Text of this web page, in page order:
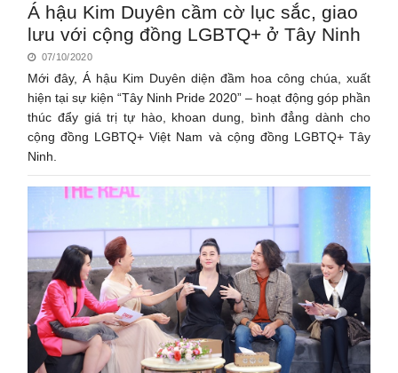
Á hậu Kim Duyên cầm cờ lục sắc, giao
lưu với cộng đồng LGBTQ+ ở Tây Ninh
07/10/2020
Mới đây, Á hậu Kim Duyên diện đầm hoa công chúa, xuất
hiện tại sự kiện “Tây Ninh Pride 2020” – hoạt động góp phần
thúc đẩy giá trị tự hào, khoan dung, bình đẳng dành cho
cộng đồng LGBTQ+ Việt Nam và cộng đồng LGBTQ+ Tây
Ninh.